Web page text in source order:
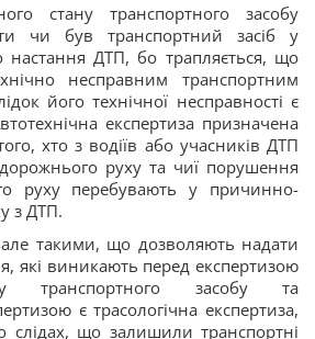
стану транспортного засобу
чи був транспортний засіб у
настання ДТП, бо трапляється, що
несправним транспортним
його технічної несправності є
експертиза призначена
хто з водіїв або учасників ДТП
руху та чиї порушення
руху перебувають у причинно-
з ДТП.
такими, що дозволяють надати
які виникають перед експертизою
транспортного засобу та
є трасологічна експертиза,
слідах, що залишили транспортні